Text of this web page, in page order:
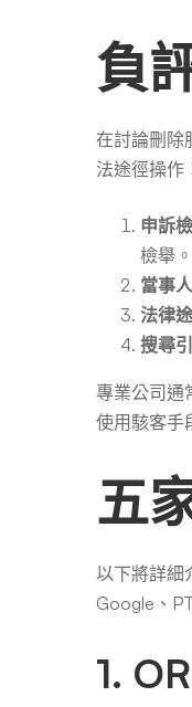
負
在討論刪除
法途徑操作
申訴
檢舉。
當事
法律
搜尋
專業公司通
使用駭客手
五
以下將詳細
Google、
1.